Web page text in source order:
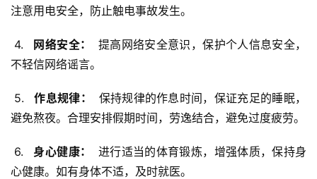
注意用电安全，防止触电事故发生。
4.
  网络安全：
提高网络安全意识，保护个人信息安全，
不轻信网络谣言。
5.
  作息规律：
保持规律的作息时间，保证充足的睡眠，
避免熬夜。合理安排假期时间，劳逸结合，避免过度疲劳。
6.
  身心健康：
进行适当的体育锻炼，增强体质，保持身
心健康。如有身体不适，及时就医。